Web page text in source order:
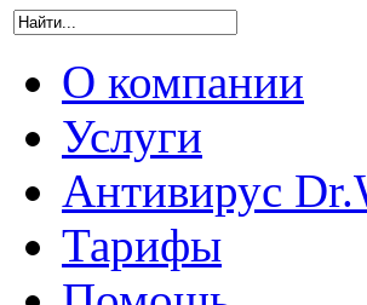
О компании
Услуги
Антивирус
Тарифы